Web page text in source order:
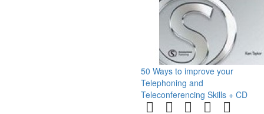
50 Ways to improve your
Telephoning and
Teleconferencing Skills + CD